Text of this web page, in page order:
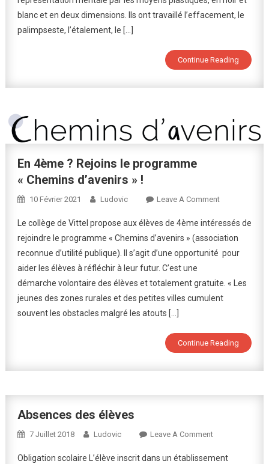
Très
blanc et en deux dimensions. Ils ont travaillé l’effacement, le
palimpseste, l’étalement, le […]
Continue Reading
En 4ème ? Rejoins le programme
« Chemins d’avenirs » !
10 Février 2021 Ludovic Leave A CommentOn
4ème
?
Rejoins
Programme
« Chemins
Le collège de Vittel propose aux élèves de 4ème intéressés de
rejoindre le programme « Chemins d’avenirs » (association
reconnue d’utilité publique). Il s’agit d’une opportunité pour
aider les élèves à réfléchir à leur futur. C’est une
démarche volontaire des élèves et totalement gratuite. « Les
jeunes des zones rurales et des petites villes cumulent
souvent les obstacles malgré les atouts […]
Continue Reading
Absences des élèves
7 Juillet 2018 Ludovic Leave A CommentOn
Des
Obligation scolaire L’élève inscrit dans un établissement